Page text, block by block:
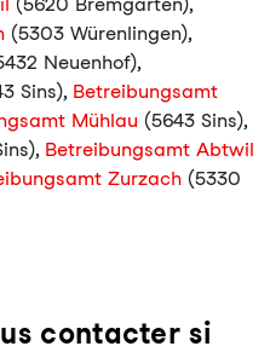
(5303 Würenlingen),
Neuenhof),
Sins), Betreibungsamt
Mühlau (5643 Sins),
Betreibungsamt Abtwil
Zurzach (5330
contacter si